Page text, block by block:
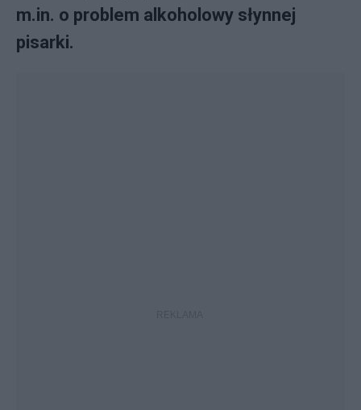
m.in. o problem alkoholowy słynnej
pisarki.